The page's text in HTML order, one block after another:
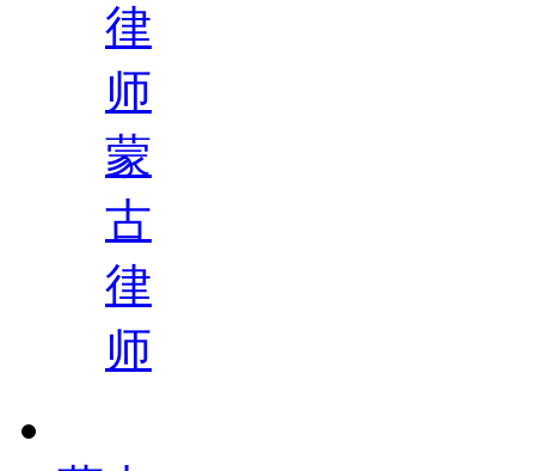
律
师
蒙
古
律
师